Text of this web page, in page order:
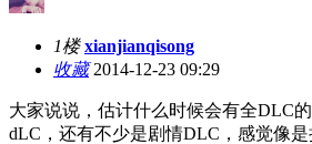
1楼 xianjianqisong
收藏2014-12-23 09:29
大家说说，估计什么时候会有全DLC
dLC，还有不少是剧情DLC，感觉像